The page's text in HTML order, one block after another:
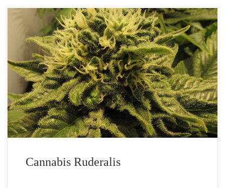
Czym jest cannabis ruderalis i czym różni się od innych szczepów
z rodziny konopi (indica oraz sativa)? Znacznie mniej widoczny,
niż jego lepiej znani i bardziej powszechni bracia cannabis sativa i
cannabis indica, cannabis ruderalis jest nadal jednym z
podstawowych […]
Cannabis Ruderalis